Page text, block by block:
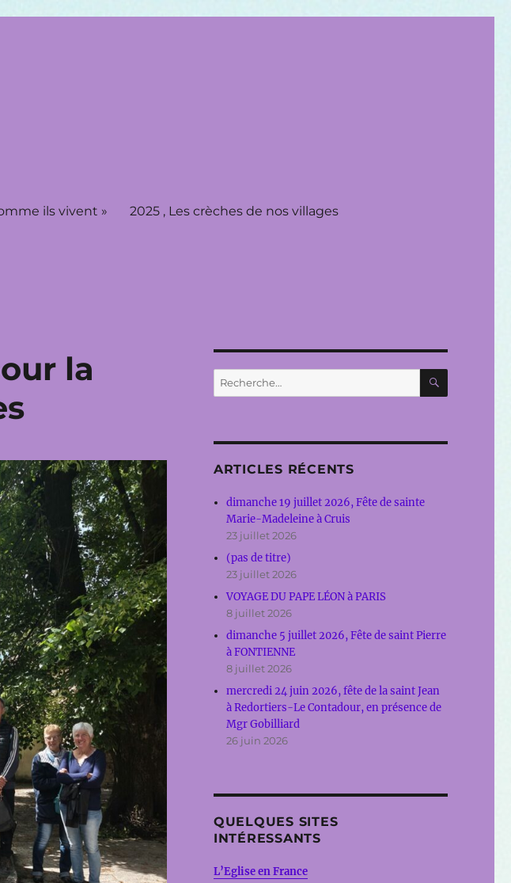
ils vivent » 2025 , Les crèches de nos villages
la
Recherche
pour :
ARTICLES RÉCENTS
dimanche 19 juillet 2026, Fête de sainte
Marie-Madeleine à Cruis
23 juillet 2026
(pas de titre)
23 juillet 2026
VOYAGE DU PAPE LÉON à PARIS
8 juillet 2026
dimanche 5 juillet 2026, Fête de saint Pierre
à FONTIENNE
8 juillet 2026
mercredi 24 juin 2026, fête de la saint Jean
à Redortiers-Le Contadour, en présence de
Mgr Gobilliard
26 juin 2026
QUELQUES SITES
INTÉRESSANTS
L’Eglise en France